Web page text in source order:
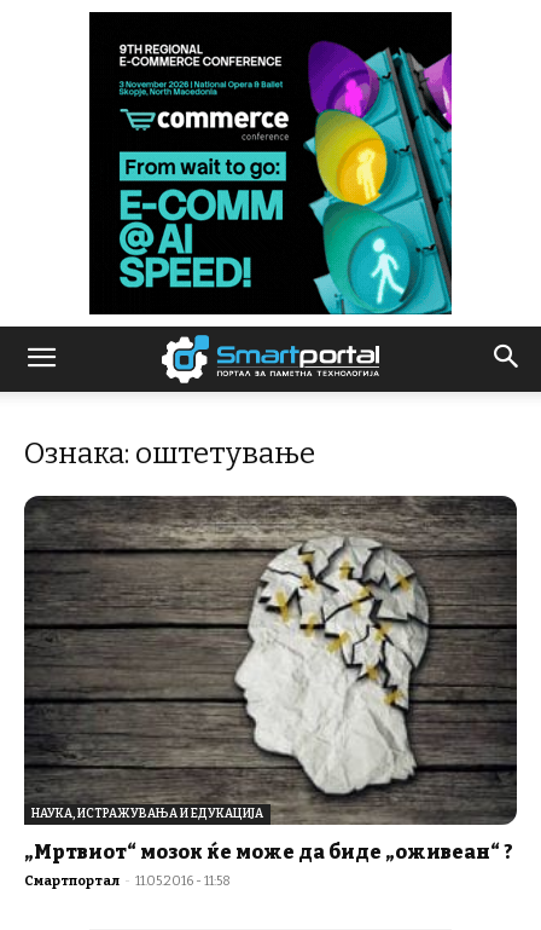
Ознака: оштетување
НАУКА, ИСТРАЖУВАЊА И ЕДУКАЦИЈА
„Мртвиот“ мозок ќе може да биде „оживеан“ ?
Смартпортал - 11.05.2016 - 11:58